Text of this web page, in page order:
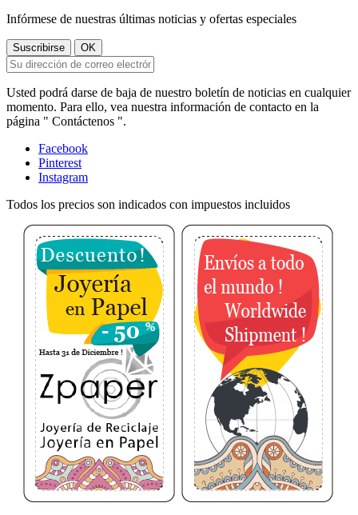
Infórmese de nuestras últimas noticias y ofertas especiales
Usted podrá darse de baja de nuestro boletín de noticias en cualquier
momento. Para ello, vea nuestra información de contacto en la
página " Contáctenos ".
Facebook
Pinterest
Instagram
Todos los precios son indicados con impuestos incluidos